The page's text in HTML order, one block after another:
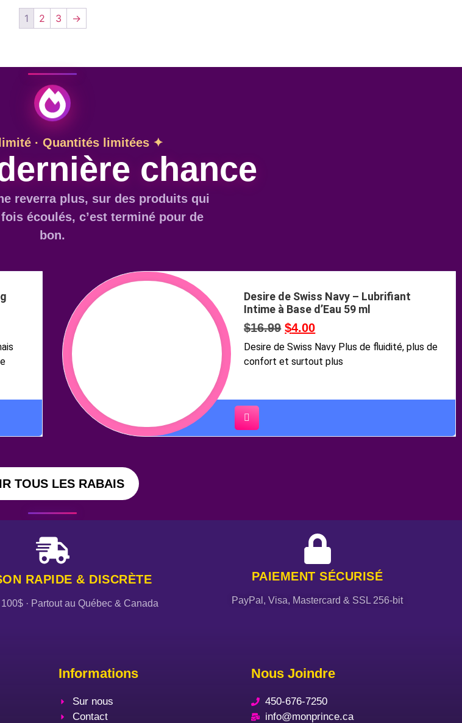
1 2 3 →
· Quantités limitées ✦
chance
reverra plus, sur des produits qui
écoulés, c’est terminé pour de
bon.
Desire de Swiss Navy – Lubrifiant
Intime à Base d’Eau 59 ml
$16.99 $4.00
Desire de Swiss Navy Plus de fluidité, plus de
confort et surtout plus
TOUS LES RABAIS
RAPIDE & DISCRÈTE
· Partout au Québec & Canada
PAIEMENT SÉCURISÉ
PayPal, Visa, Mastercard & SSL 256-bit
Informations
Sur nous
Contact
Nous Joindre
450-676-7250
info@monprince.ca